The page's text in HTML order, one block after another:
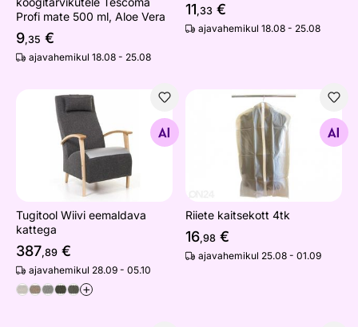
Profi mate 500 ml, Aloe Vera
9,35 €
ajavahemikul 18.08 - 25.08
11,33 €
ajavahemikul 18.08 - 25.08
Tugitool Wiivi eemaldava kattega
Otsi sarnaseid
Tugitool Wiivi eemaldava
kattega
387,89 €
ajavahemikul 28.09 - 05.10
+
Riiete kaitsekott 4tk
Otsi sarnaseid
Riiete kaitsekott 4tk
16,98 €
ajavahemikul 25.08 - 01.09